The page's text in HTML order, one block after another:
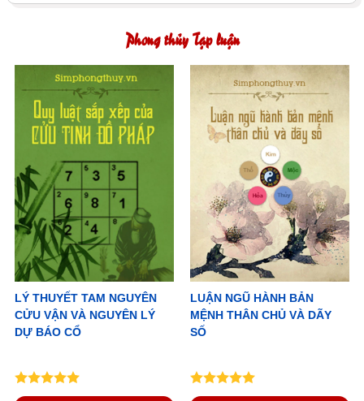
Phong thủy Tạp luận
LÝ THUYẾT TAM NGUYÊN
CỬU VẬN VÀ NGUYÊN LÝ
DỰ BÁO CỔ
LUẬN NGŨ HÀNH BẢN
MỆNH THÂN CHỦ VÀ DÃY
SỐ